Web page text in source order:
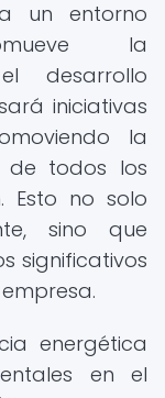
un entorno
la
desarrollo
iniciativas
la
de todos los
Esto no solo
sino que
significativos
energética
en el